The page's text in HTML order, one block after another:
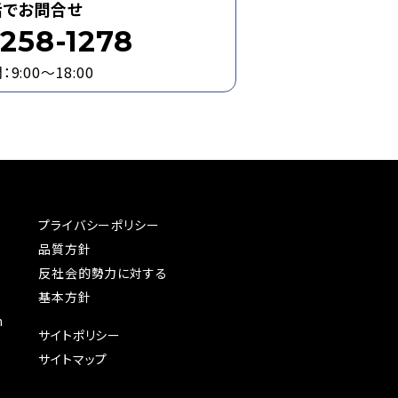
お問合せ
1278
9:00～18:00
プライバシーポリシー
品質方針
反社会的勢力に対する
基本方針
サイトポリシー
サイトマップ